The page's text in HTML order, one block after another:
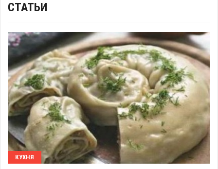
СТАТЬИ
КУХНЯ